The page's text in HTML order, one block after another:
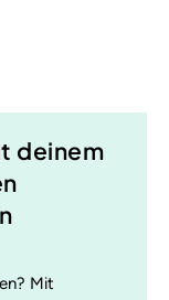
deinem
Mit